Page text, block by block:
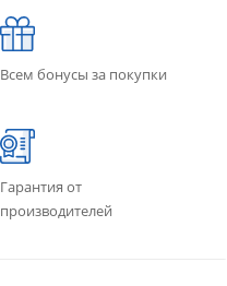
Всем бонусы за покупки
Гарантия от
производителей